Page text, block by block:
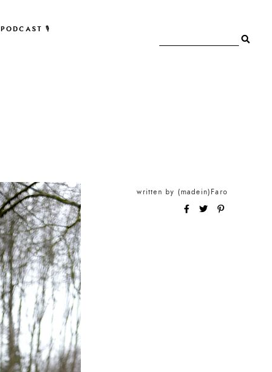
PODCAST 🎙
written by (madein)Faro